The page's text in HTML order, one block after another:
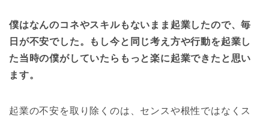
僕はなんのコネやスキルもないまま起業したので、毎
日が不安でした。もし今と同じ考え方や行動を起業し
た当時の僕がしていたらもっと楽に起業できたと思い
ます。
起業の不安を取り除くのは、センスや根性ではなくス